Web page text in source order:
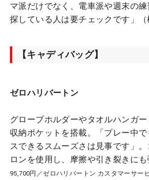
マ派だけでなく、電車派や週末の
探している人は要チェックです」（
【キャディバッグ】
ゼロハリバートン
グローブホルダーやタオルハンガ
収納ポケットを搭載。「プレー中
スできるスムーズさは見事です」
ロンを使用し、摩擦や引き裂きにも
95,700円／ゼロハリバートン カスタマーサー